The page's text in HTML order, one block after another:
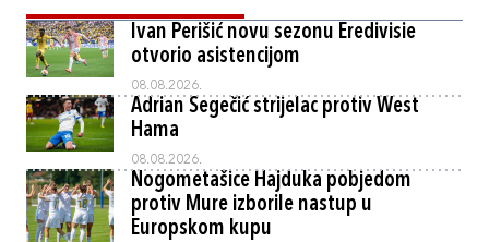
Ivan Perišić novu sezonu Eredivisie
otvorio asistencijom
08.08.2026.
Adrian Segečić strijelac protiv West
Hama
08.08.2026.
Nogometašice Hajduka pobjedom
protiv Mure izborile nastup u
Europskom kupu